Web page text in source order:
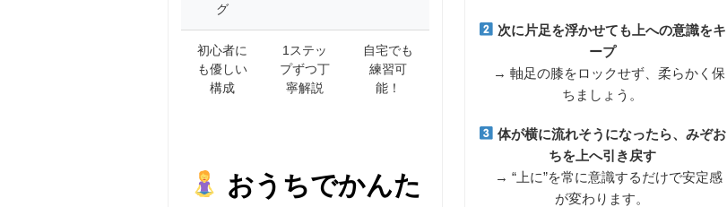
グ
初心者に
も優しい
構成
1ステッ
プずつ丁
寧解説
自宅でも
練習可
能！
おうちでかんた
次に片足を浮かせても上への意識をキ
ープ
→ 軸足の膝をロックせず、柔らかく保
ちましょう。
体が横に流れそうになったら、みぞお
ちを上へ引き戻す
→ “上に”を常に意識するだけで安定感
が変わります。